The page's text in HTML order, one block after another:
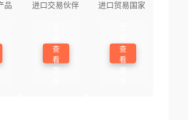
品
进口交易伙伴
查
看
进口贸易国家
查
看